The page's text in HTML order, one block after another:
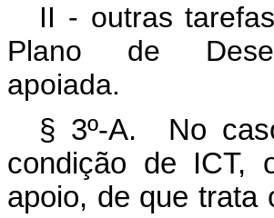
II - outras
Plano de
apoiada.
§ 3º-A. No
condição de ICT,
apoio, de que trata